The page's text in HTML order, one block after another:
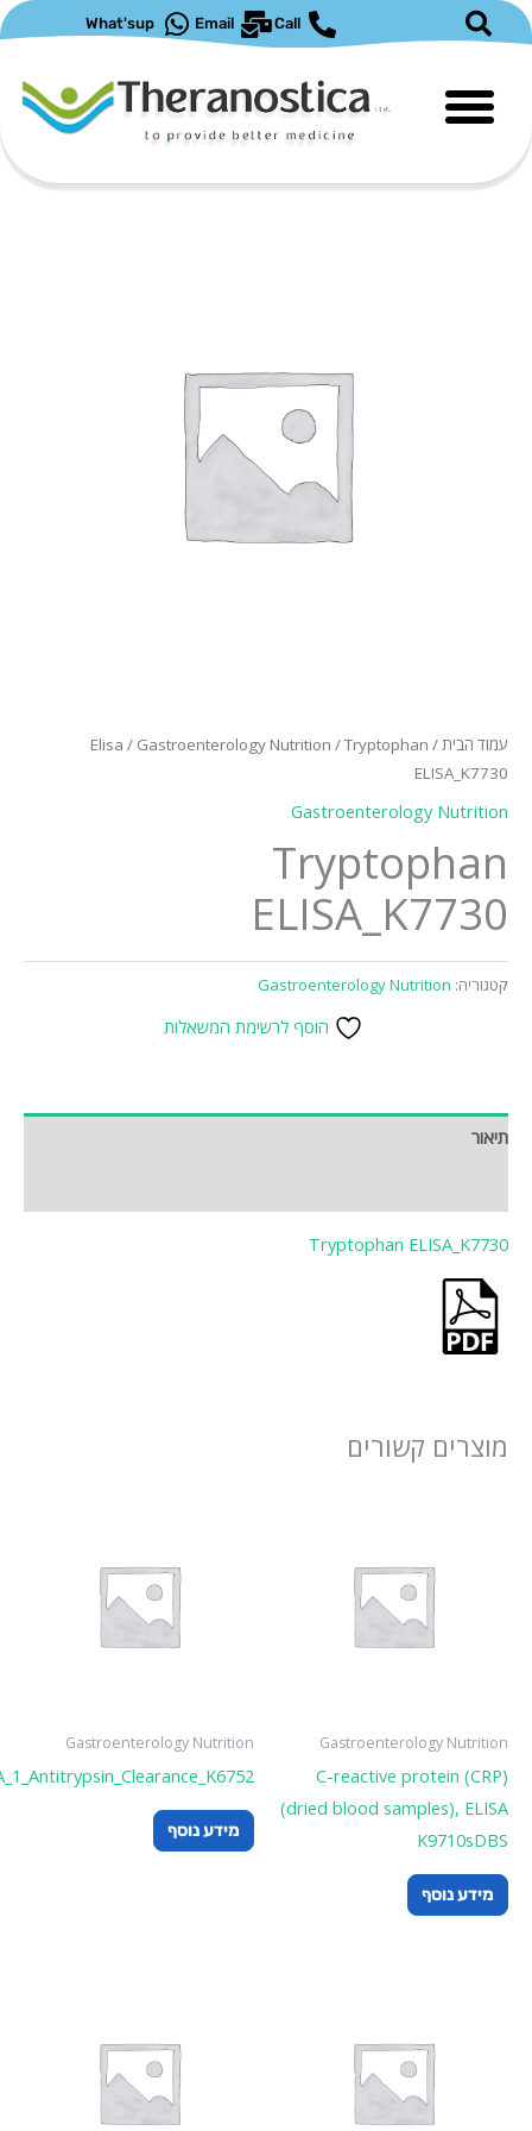
Call
Email
What'sup
עמוד הבית/
Elisa/Gastroenterology Nutrition/ Tryptophan
ELISA_K7730
Gastroenterology Nutrition
Tryptophan
ELISA_K7730
קטגוריה:Gastroenterology Nutrition
הוסף לרשימת המשאלות
תיאור
Tryptophan ELISA_K7730
מוצרים קשורים
Gastroenterology Nutrition
C-reactive protein (CRP)
(dried blood samples), ELISA
K9710sDBS
מידע נוסף
Gastroenterology Nutrition
A_1_Antitrypsin_Clearance_K6752
מידע נוסף